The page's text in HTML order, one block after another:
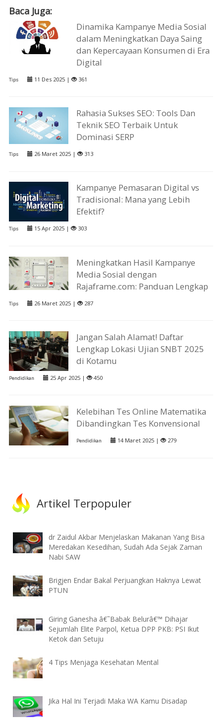
Baca Juga:
Dinamika Kampanye Media Sosial
dalam Meningkatkan Daya Saing
dan Kepercayaan Konsumen di Era
Digital
Tips 11 Des 2025 | 361
Rahasia Sukses SEO: Tools Dan
Teknik SEO Terbaik Untuk
Dominasi SERP
Tips 26 Maret 2025 | 313
Kampanye Pemasaran Digital vs
Tradisional: Mana yang Lebih
Efektif?
Tips 15 Apr 2025 | 303
Meningkatkan Hasil Kampanye
Media Sosial dengan
Rajaframe.com: Panduan Lengkap
Tips 26 Maret 2025 | 287
Jangan Salah Alamat! Daftar
Lengkap Lokasi Ujian SNBT 2025
di Kotamu
Pendidikan 25 Apr 2025 | 450
Kelebihan Tes Online Matematika
Dibandingkan Tes Konvensional
Pendidikan 14 Maret 2025 | 279
Artikel Terpopuler
dr Zaidul Akbar Menjelaskan Makanan Yang Bisa
Meredakan Kesedihan, Sudah Ada Sejak Zaman
Nabi SAW
Brigjen Endar Bakal Perjuangkan Haknya Lewat
PTUN
Giring Ganesha â€˜Babak Belurâ€™ Dihajar
Sejumlah Elite Parpol, Ketua DPP PKB: PSI Ikut
Ketok dan Setuju
4 Tips Menjaga Kesehatan Mental
Jika Hal Ini Terjadi Maka WA Kamu Disadap